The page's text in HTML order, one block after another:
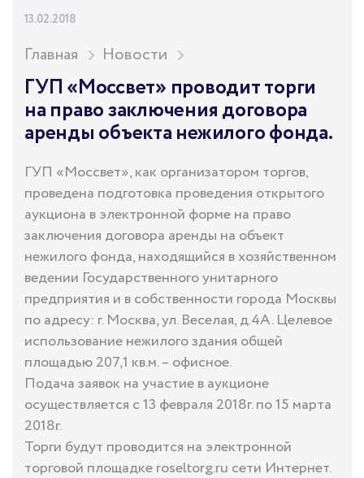
13.02.2018
Главная Новости
ГУП «Моссвет» проводит торги
на право заключения договора
аренды объекта нежилого фонда.
ГУП «Моссвет», как организатором торгов,
проведена подготовка проведения открытого
аукциона в электронной форме на право
заключения договора аренды на объект
нежилого фонда, находящийся в хозяйственном
ведении Государственного унитарного
предприятия и в собственности города Москвы
по адресу: г. Москва, ул. Веселая, д.4А. Целевое
использование нежилого здания общей
площадью 207,1 кв.м. – офисное.
Подача заявок на участие в аукционе
осуществляется с 13 февраля 2018г. по 15 марта
2018г.
Торги будут проводится на электронной
торговой площадке roseltorg.ru сети Интернет.